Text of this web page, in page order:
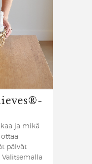
ja mikä
päivät